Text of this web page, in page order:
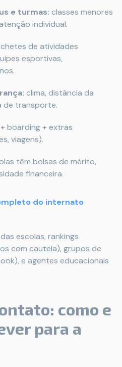
e turmas: classes menores
individual.
de atividades
esportivas,
clima, distância da
de transporte.
boarding + extras
viagens).
têm bolsas de mérito,
financeira.
do internato
escolas, rankings
com cautela), grupos de
e agentes educacionais
como e
para a